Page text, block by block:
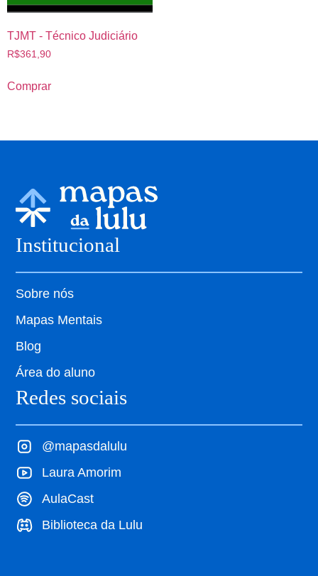
TJMT - Técnico Judiciário
R$361,90
Comprar
Institucional
Sobre nós
Mapas Mentais
Blog
Área do aluno
Redes sociais
@mapasdalulu
Laura Amorim
AulaCast
Biblioteca da Lulu